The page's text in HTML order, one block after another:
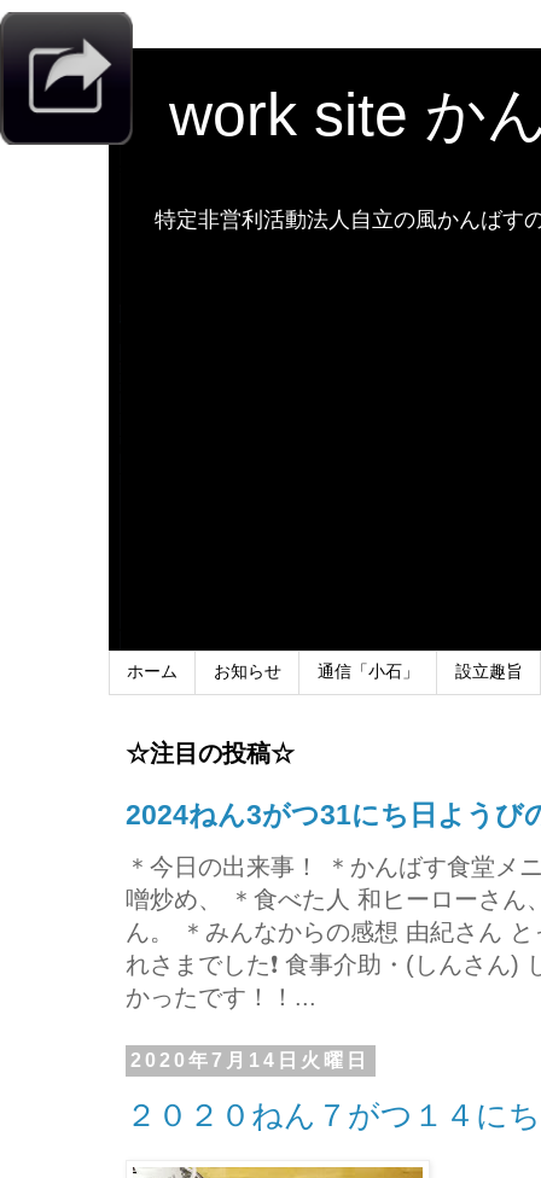
work site か
特定非営利活動法人自立の風かんばす
ホーム お知らせ 通信「小石」 設立趣旨
☆注目の投稿☆
2024ねん3がつ31にち日ようび
＊今日の出来事！ ＊かんばす食堂メ
噌炒め、 ＊食べた人 和ヒーローさん
ん。 ＊みんなからの感想 由紀さん
れさまでした❗ 食事介助・(しんさん)
かったです！！...
2020年7月14日火曜日
２０２０ねん７がつ１４に